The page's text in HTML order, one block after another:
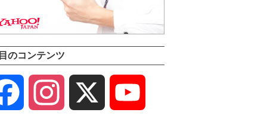
のコンテンツ
Facebook Instagram